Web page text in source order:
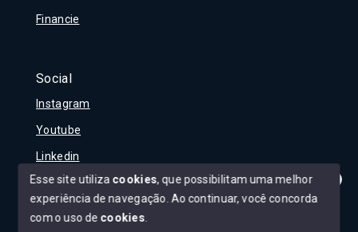
Olá! Tudo bem?
Financie
Social
Instagram
Youtube
Linkedin
© Copyright 2026 - Carla Rojane - Todos os direitos
Esse site utiliza cookies, que possibilitam uma melhor
experiência de navegação. Ao continuar, você concorda
com o uso de cookies